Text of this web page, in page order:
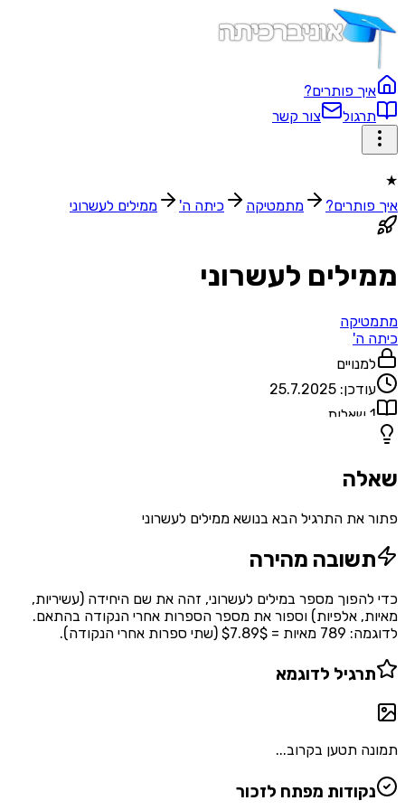
איך פותרים?
תרגול
צור קשר
★
איך פותרים?
מתמטיקה כיתה ה' ממילים לעשרוני
ממילים לעשרוני
מתמטיקה
כיתה ה'
למנויים
עודכן: 25.7.2025
1 שאלות
שאלה
פתור את התרגיל הבא בנושא ממילים לעשרוני
תשובה מהירה
כדי להפוך מספר במילים לעשרוני, זהה את שם היחידה (עשיריות,
מאיות, אלפיות) וספור את מספר הספרות אחרי הנקודה בהתאם.
לדוגמה: 789 מאיות = $7.89$ (שתי ספרות אחרי הנקודה).
תרגיל לדוגמא
תמונה תטען בקרוב...
נקודות מפתח לזכור